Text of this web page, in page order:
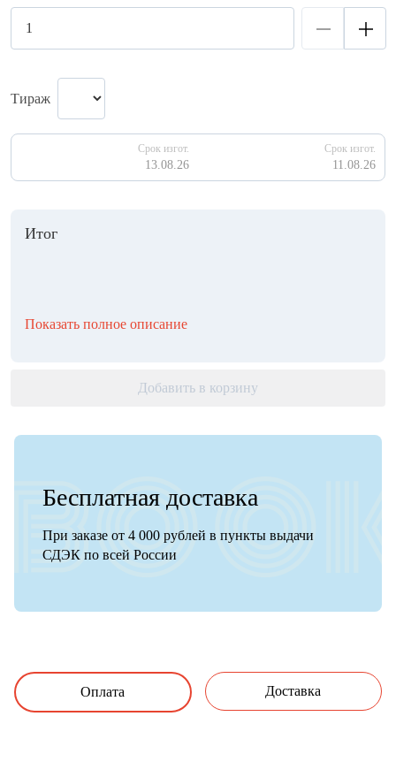
Тираж
Срок изгот.
13.08.26
Срок изгот.
11.08.26
Итог
Показать полное описание
Добавить в корзину
Бесплатная доставка
При заказе от 4 000 рублей в пункты выдачи
СДЭК по всей России
Оплата Доставка